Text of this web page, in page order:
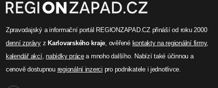
Zpravodajský a informační portál REGIONZAPAD.CZ přináší od roku 2000
denní zprávyzKarlovarského kraje , ověřené kontakty na regionální firmy,
kalendář akcí,nabídky prácea mnoho dalšího. Nabízí také účinnou a
cenově dostupnou regionální inzerci pro podnikatele i jednotlivce.